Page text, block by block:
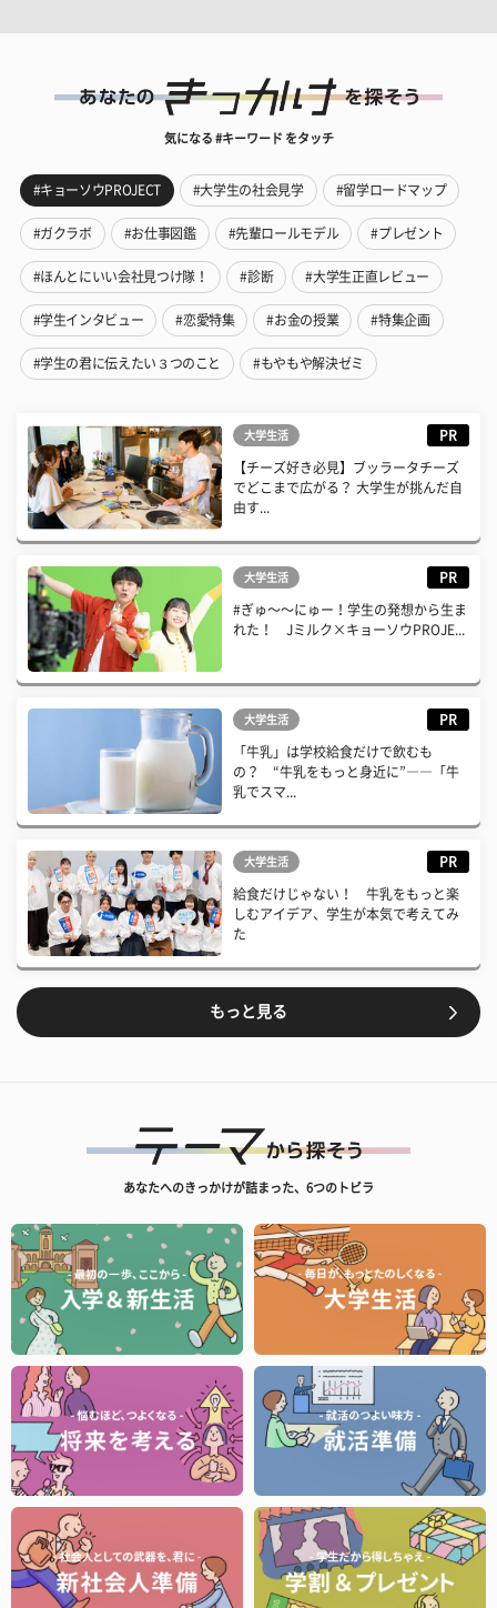
気になる #キーワード をタッチ
#キョーソウPROJECT #大学生の社会見学 #留学ロードマップ
#ガクラボ #お仕事図鑑 #先輩ロールモデル #プレゼント
#ほんとにいい会社見つけ隊！ #診断 #大学生正直レビュー
#学生インタビュー #恋愛特集 #お金の授業 #特集企画
#学生の君に伝えたい３つのこと #もやもや解決ゼミ
大学生活 PR
【チーズ好き必見】ブッラータチーズ
でどこまで広がる？ 大学生が挑んだ自
由す...
大学生活 PR
#ぎゅ〜〜にゅー！学生の発想から生ま
れた！ Jミルク×キョーソウPROJE...
大学生活 PR
「牛乳」は学校給食だけで飲むも
の？ “牛乳をもっと身近に”――「牛
乳でスマ...
大学生活 PR
給食だけじゃない！ 牛乳をもっと楽
しむアイデア、学生が本気で考えてみ
た
もっと見る
あなたへのきっかけが詰まった、6つのトビラ